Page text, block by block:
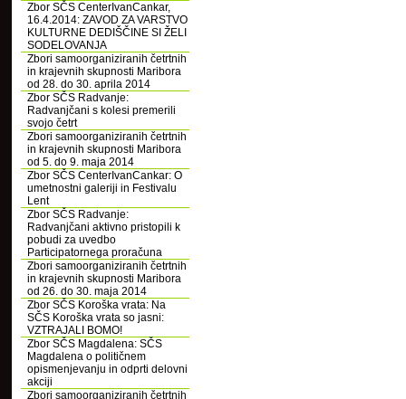
Zbor SČS CenterIvanCankar,
16.4.2014: ZAVOD ZA VARSTVO
KULTURNE DEDIŠČINE SI ŽELI
SODELOVANJA
Zbori samoorganiziranih četrtnih
in krajevnih skupnosti Maribora
od 28. do 30. aprila 2014
Zbor SČS Radvanje:
Radvanjčani s kolesi premerili
svojo četrt
Zbori samoorganiziranih četrtnih
in krajevnih skupnosti Maribora
od 5. do 9. maja 2014
Zbor SČS CenterIvanCankar: O
umetnostni galeriji in Festivalu
Lent
Zbor SČS Radvanje:
Radvanjčani aktivno pristopili k
pobudi za uvedbo
Participatornega proračuna
Zbori samoorganiziranih četrtnih
in krajevnih skupnosti Maribora
od 26. do 30. maja 2014
Zbor SČS Koroška vrata: Na
SČS Koroška vrata so jasni:
VZTRAJALI BOMO!
Zbor SČS Magdalena: SČS
Magdalena o političnem
opismenjevanju in odprti delovni
akciji
Zbori samoorganiziranih četrtnih